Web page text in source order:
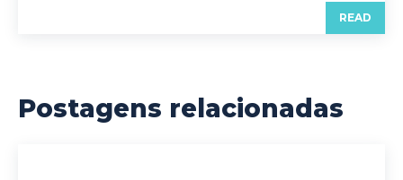
READ
Postagens relacionadas